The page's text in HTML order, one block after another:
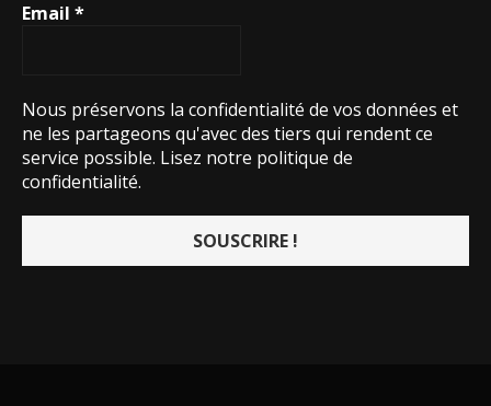
Email *
Nous préservons la confidentialité de vos données et
ne les partageons qu'avec des tiers qui rendent ce
service possible. Lisez notre politique de
confidentialité.